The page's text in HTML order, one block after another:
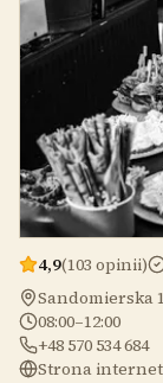
4,9(103 opinii)
Sandomierska
08:00–12:00
+48 570 534 684
Strona